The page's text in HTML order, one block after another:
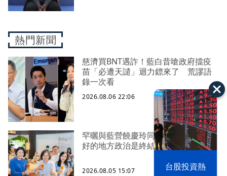
漢光42演習 台股投資熱
熱門新聞
慈濟買BNT遇詐！藍白昔嗆政府擋疫
苗「必遭天譴」迴力鏢來了 荒謬語
錄一次看
2026.08.06 22:06
罕曬與藍營饒慶玲同框照 蔡英文：
好的地方政治是終結對立、彼此接力
2026.08.05 15:07